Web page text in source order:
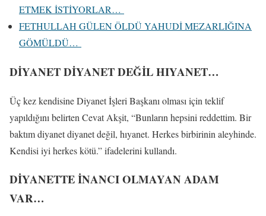
ETMEK İSTİYORLAR…
FETHULLAH GÜLEN ÖLDÜ YAHUDİ MEZARLIĞINA
GÖMÜLDÜ…
DİYANET DİYANET DEĞİL HIYANET…
Üç kez kendisine Diyanet İşleri Başkanı olması için teklif
yapıldığını belirten Cevat Akşit, “Bunların hepsini reddettim. Bir
baktım diyanet diyanet değil, hıyanet. Herkes birbirinin aleyhinde.
Kendisi iyi herkes kötü.” ifadelerini kullandı.
DİYANETTE İNANCI OLMAYAN ADAM
VAR…